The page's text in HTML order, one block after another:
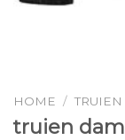
HOME /
truien